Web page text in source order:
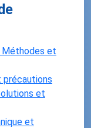
Méthodes et
précautions
et
et